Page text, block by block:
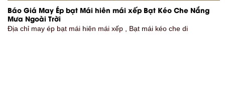
Báo Giá May Ép bạt Mái hiên mái xếp Bạt Kéo Che Nắng
Mưa Ngoài Trời
Địa chỉ may ép bạt mái hiên mái xếp , Bạt mái kéo che di